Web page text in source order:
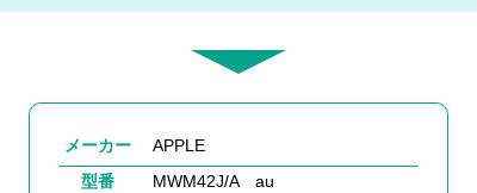
メーカー
APPLE
型番
MWM42J/A au